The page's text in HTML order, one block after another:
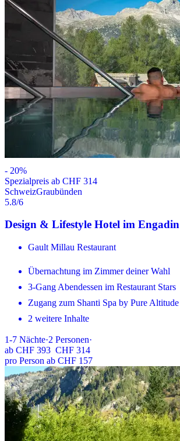
- 20%
Spezialpreis ab CHF 314
SchweizGraubünden
5.8/6
Design & Lifestyle Hotel im Engadin
Gault Millau Restaurant
Übernachtung im Zimmer deiner Wahl
3-Gang Abendessen im Restaurant Stars
Zugang zum Shanti Spa by Pure Altitude
2 weitere Inhalte
1-7 Nächte·2 Personen·
ab CHF 393 CHF 314
pro Person ab CHF 157